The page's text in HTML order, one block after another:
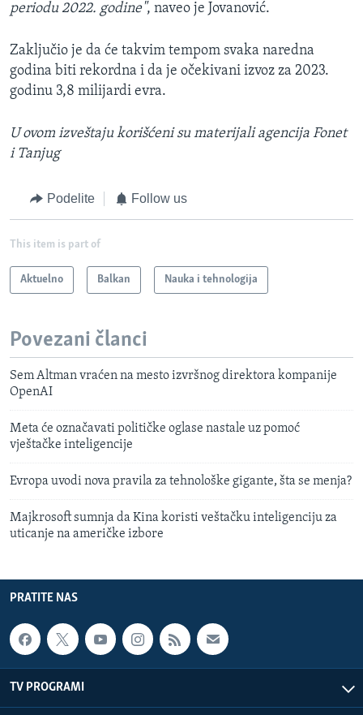
periodu 2022. godine", naveo je Jovanović.
Zaključio je da će takvim tempom svaka naredna
godina biti rekordna i da je očekivani izvoz za 2023.
godinu 3,8 milijardi evra.
U ovom izveštaju korišćeni su materijali agencija Fonet
i Tanjug
Podelite Follow us
This item is part of
Aktuelno Balkan Nauka i tehnologija
Povezani članci
Sem Altman vraćen na mesto izvršnog direktora kompanije
OpenAI
Meta će označavati političke oglase nastale uz pomoć
vještačke inteligencije
Evropa uvodi nova pravila za tehnološke gigante, šta se menja?
Majkrosoft sumnja da Kina koristi veštačku inteligenciju za
uticanje na američke izbore
PRATITE NAS
TV PROGRAMI